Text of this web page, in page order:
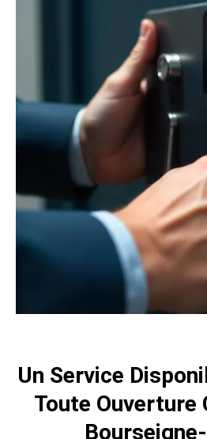
Un Service
Toute